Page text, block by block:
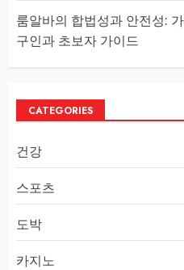
룸알바의 합법성과 안전성:
구인과 초보자 가이드
CATEGORIES
건강
스포츠
도박
카지노